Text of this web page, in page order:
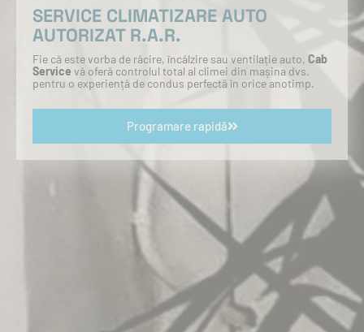
SERVICE CLIMATIZARE AUTO
AUTORIZAT R.A.R.
Fie că este vorba de răcire, încălzire sau ventilație auto, Cab
Service vă oferă controlul total al climei din mașina dvs.
pentru o experiență de condus perfectă în orice anotimp.
Programare rapidă